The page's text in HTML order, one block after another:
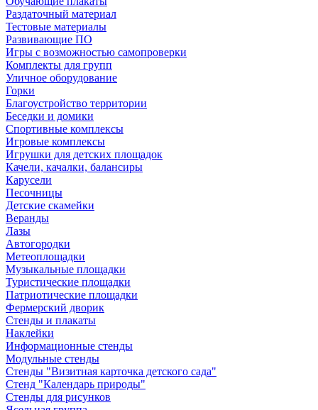
Раздаточный материал
Тестовые материалы
Развивающие ПО
Игры с возможностью самопроверки
Комплекты для групп
Уличное оборудование
Горки
Благоустройство территории
Беседки и домики
Спортивные комплексы
Игровые комплексы
Игрушки для детских площадок
Качели, качалки, балансиры
Карусели
Песочницы
Детские скамейки
Веранды
Лазы
Автогородки
Метеоплощадки
Музыкальные площадки
Туристические площадки
Патриотические площадки
Фермерский дворик
Стенды и плакаты
Наклейки
Информационные стенды
Модульные стенды
Стенды "Визитная карточка детского сада"
Стенд "Календарь природы"
Стенды для рисунков